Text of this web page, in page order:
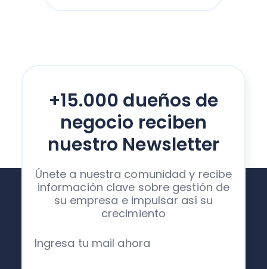
+15.000 dueños de
negocio reciben
nuestro Newsletter
Únete a nuestra comunidad y recibe
información clave sobre gestión de
su empresa e impulsar así su
crecimiento
Ingresa tu mail ahora